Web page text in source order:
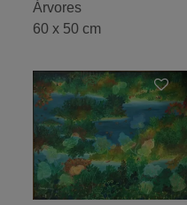
Árvores
60 x 50 cm